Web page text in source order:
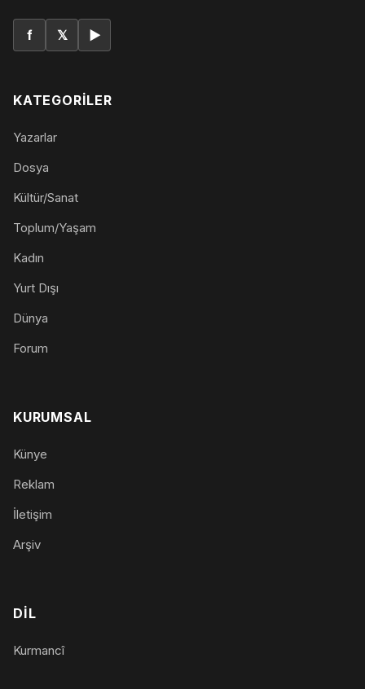
f 𝕏 ▶
KATEGORILER
Yazarlar
Dosya
Kültür/Sanat
Toplum/Yaşam
Kadın
Yurt Dışı
Dünya
Forum
KURUMSAL
Künye
Reklam
İletişim
Arşiv
DIL
Kurmancî